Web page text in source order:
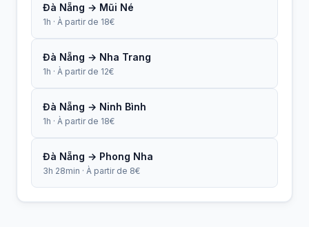
Đà Nẵng → Mũi Né
1h · À partir de 18€
Đà Nẵng → Nha Trang
1h · À partir de 12€
Đà Nẵng → Ninh Bình
1h · À partir de 18€
Đà Nẵng → Phong Nha
3h 28min · À partir de 8€